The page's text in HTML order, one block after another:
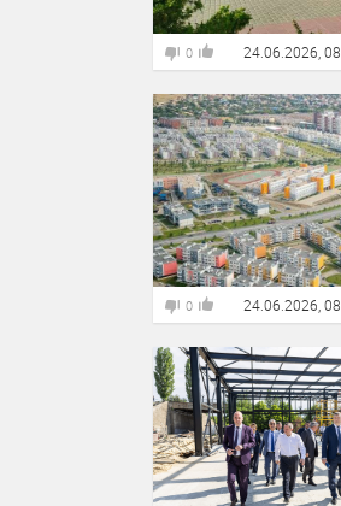
0 24.06.2026,
0 24.06.2026,